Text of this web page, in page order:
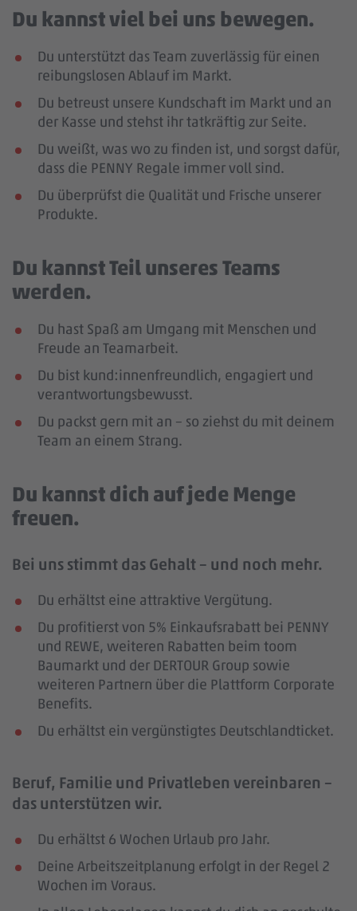
Du kannst viel bei uns bewegen.
Du unterstützt das Team zuverlässig für einen
reibungslosen Ablauf im Markt.
Du betreust unsere Kundschaft im Markt und an
der Kasse und stehst ihr tatkräftig zur Seite.
Du weißt, was wo zu finden ist, und sorgst dafür,
dass die PENNY Regale immer voll sind.
Du überprüfst die Qualität und Frische unserer
Produkte.
Du kannst Teil unseres Teams
werden.
Du hast Spaß am Umgang mit Menschen und
Freude an Teamarbeit.
Du bist kund:innenfreundlich, engagiert und
verantwortungsbewusst.
Du packst gern mit an – so ziehst du mit deinem
Team an einem Strang.
Du kannst dich auf jede Menge
freuen.
Bei uns stimmt das Gehalt – und noch mehr.
Du erhältst eine attraktive Vergütung.
Du profitierst von 5% Einkaufsrabatt bei PENNY
und REWE, weiteren Rabatten beim toom
Baumarkt und der DERTOUR Group sowie
weiteren Partnern über die Plattform Corporate
Benefits.
Du erhältst ein vergünstigtes Deutschlandticket.
Beruf, Familie und Privatleben vereinbaren –
das unterstützen wir.
Du erhältst 6 Wochen Urlaub pro Jahr.
Deine Arbeitszeitplanung erfolgt in der Regel 2
Wochen im Voraus.